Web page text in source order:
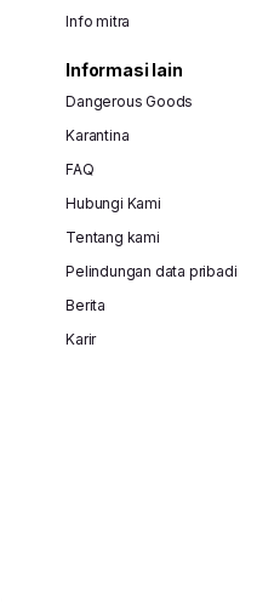
Info mitra
Informasi lain
Dangerous Goods
Karantina
FAQ
Hubungi Kami
Tentang kami
Pelindungan data pribadi
Berita
Karir